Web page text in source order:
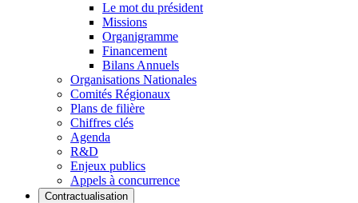
Le mot du président
Missions
Organigramme
Financement
Bilans Annuels
Organisations Nationales
Comités Régionaux
Plans de filière
Chiffres clés
Agenda
R&D
Enjeux publics
Appels à concurrence
Contractualisation